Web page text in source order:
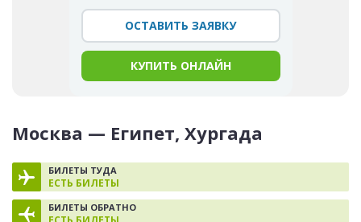
Москва — Египет, Хургада
БИЛЕТЫ ТУДА
ЕСТЬ БИЛЕТЫ
БИЛЕТЫ ОБРАТНО
ОСТАВИТЬ ЗАЯВКУ
КУПИТЬ ОНЛАЙН